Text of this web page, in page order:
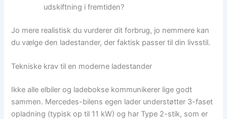
udskiftning i fremtiden?
Jo mere realistisk du vurderer dit forbrug, jo nemmere kan
du vælge den ladestander, der faktisk passer til din livsstil.
Tekniske krav til en moderne ladestander
Ikke alle elbiler og ladebokse kommunikerer lige godt
sammen. Mercedes-bilens egen lader understøtter 3-faset
opladning (typisk op til 11 kW) og har Type 2-stik, som er